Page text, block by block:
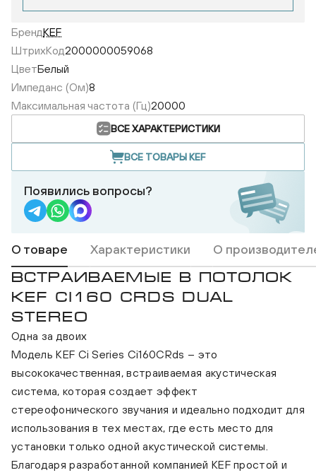
БрендKEF
ШтрихКод2000000059068
ЦветБелый
Импеданс (Ом)8
Максимальная частота (Гц)20000
ВСЕ ХАРАКТЕРИСТИКИ
ВСЕ ТОВАРЫ KEF
Появились вопросы?
О товаре Характеристики О
ВСТРАИВАЕМЫЕ В ПОТОЛОК
KEF CI160 CRDS DUAL
STEREO
Одна за двоих
Модель KEF Ci Series Ci160CRds – это
высококачественная, встраиваемая акустическая
система, которая создает эффект
стереофонического звучания и идеально подходит для
использования в тех местах, где есть место для
установки только одной акустической системы.
Благодаря разработанной компанией KEF простой и